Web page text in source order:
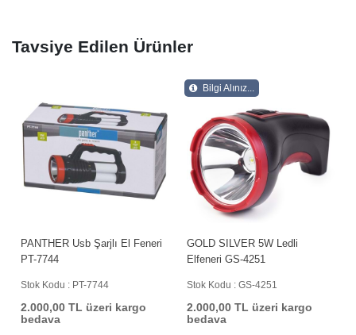
Tavsiye Edilen Ürünler
PANTHER Usb Şarjlı El Feneri
PT-7744
Stok Kodu : PT-7744
2.000,00 TL üzeri kargo
bedava
Bilgi Alınız...
GOLD SILVER 5W Ledli
Elfeneri GS-4251
Stok Kodu : GS-4251
2.000,00 TL üzeri kargo
bedava